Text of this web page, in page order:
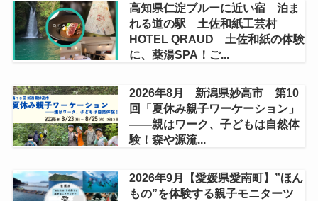
高知県仁淀ブルーに近い宿 泊ま
れる道の駅 土佐和紙工芸村
HOTEL QRAUD 土佐和紙の体験
に、薬湯SPA！ご...
2026年8月 新潟県妙高市 第10
回「夏休み親子ワーケーション」
——親はワーク、子どもは自然体
験！森や源流...
2026年9月【愛媛県愛南町】”ほん
もの”を体験する親子モニターツ